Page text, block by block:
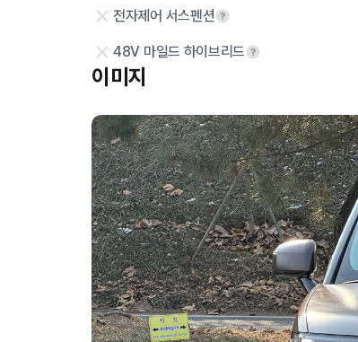
전자제어 서스펜션
48V 마일드 하이브리드
이미지